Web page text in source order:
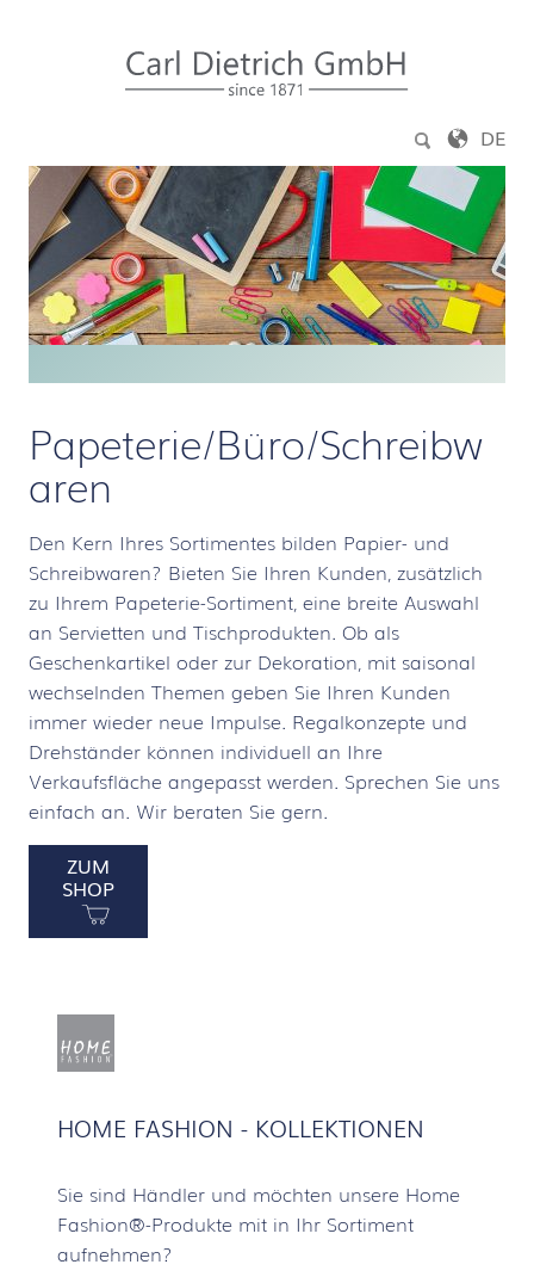
DE
Papeterie/Büro/Schreibw
aren
Den Kern Ihres Sortimentes bilden Papier- und
Schreibwaren? Bieten Sie Ihren Kunden, zusätzlich
zu Ihrem Papeterie-Sortiment, eine breite Auswahl
an Servietten und Tischprodukten. Ob als
Geschenkartikel oder zur Dekoration, mit saisonal
wechselnden Themen geben Sie Ihren Kunden
immer wieder neue Impulse. Regalkonzepte und
Drehständer können individuell an Ihre
Verkaufsfläche angepasst werden. Sprechen Sie uns
einfach an. Wir beraten Sie gern.
ZUM
SHOP
HOME FASHION - KOLLEKTIONEN
Sie sind Händler und möchten unsere Home
Fashion®-Produkte mit in Ihr Sortiment
aufnehmen?